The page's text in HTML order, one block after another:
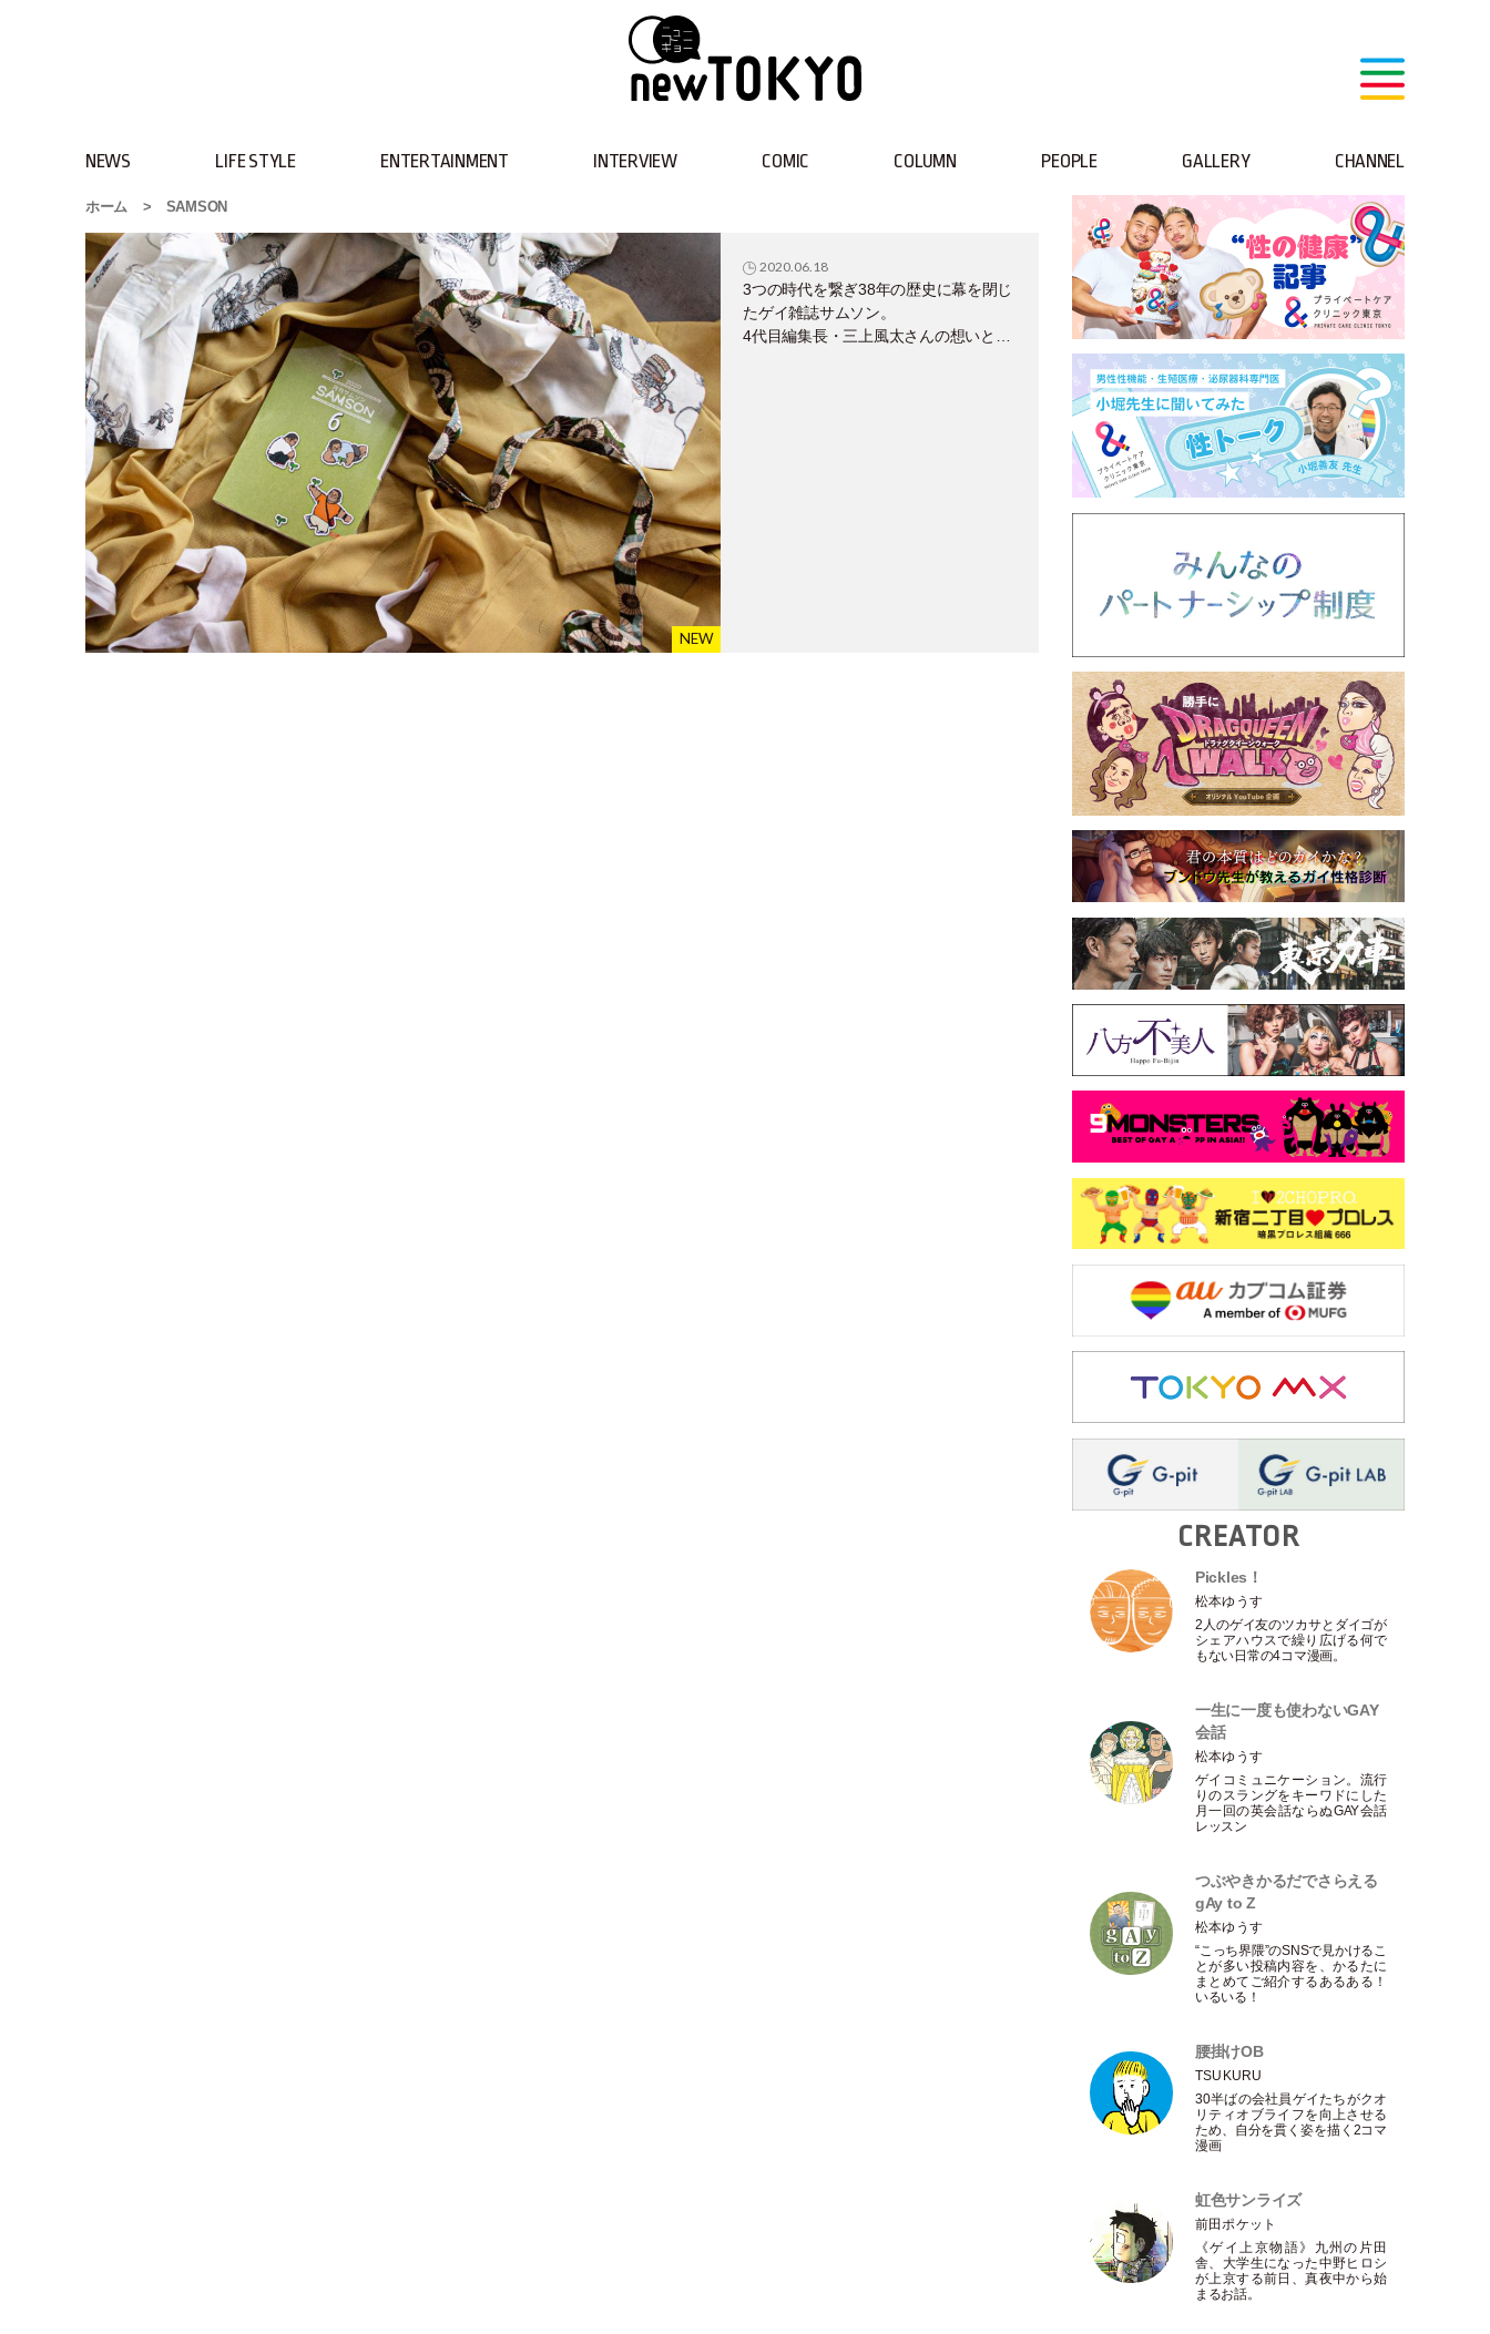
NEWS LIFE STYLE ENTERTAINMENT INTERVIEW COMIC COLUMN PEOPLE GALLERY CHANNEL
ホーム > SAMSON
2020.06.18
3つの時代を繋ぎ38年の歴史に幕を閉じ
たゲイ雑誌サムソン。
4代目編集長・三上風太さんの想いとこ
CREATOR
Pickles！
松本ゆうす
2人のゲイ友のツカサとダイゴが
シェアハウスで繰り広げる何で
もない日常の4コマ漫画。
一生に一度も使わないGAY
会話
松本ゆうす
ゲイコミュニケーション。流行
りのスラングをキーワドにした
月一回の英会話ならぬGAY会話
レッスン
つぶやきかるだでさらえる
gAy to Z
松本ゆうす
“こっち界隈”のSNSで見かけるこ
とが多い投稿内容を、かるたに
まとめてご紹介するあるある！
いるいる！
腰掛けOB
TSUKURU
30半ばの会社員ゲイたちがクオ
リティオブライフを向上させる
ため、自分を貫く姿を描く2コマ
漫画
虹色サンライズ
前田ポケット
《ゲイ上京物語》九州の片田
舎、大学生になった中野ヒロシ
が上京する前日、真夜中から始
まるお話。